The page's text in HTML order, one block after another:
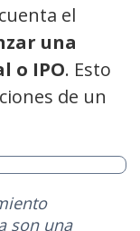
el
una
o IPO. Esto
de un
son una